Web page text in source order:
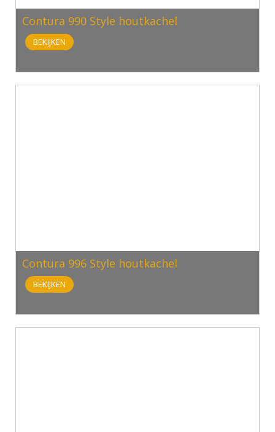
Contura 990 Style houtkachel
BEKIJKEN
Contura 996 Style houtkachel
BEKIJKEN